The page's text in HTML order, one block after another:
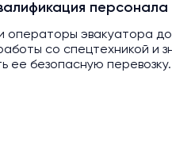
персонала
операторы эвакуатора
со спецтехникой и
ее безопасную перевозку.